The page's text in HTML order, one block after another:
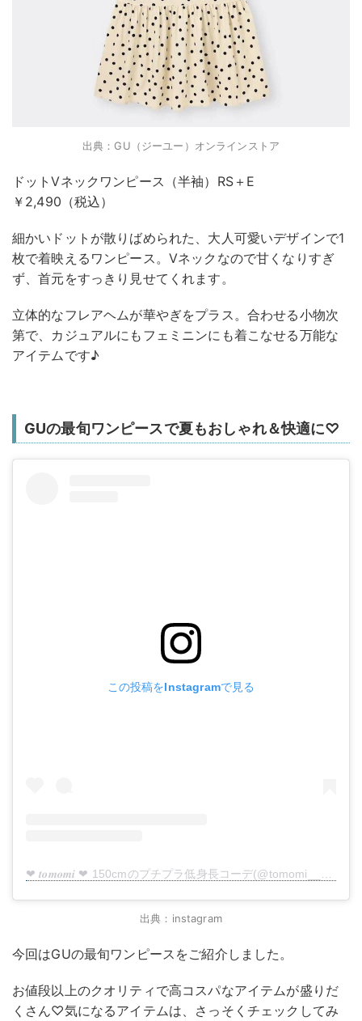
出典：GU（ジーユー）オンラインストア
ドットVネックワンピース（半袖）RS＋E
￥2,490（税込）
細かいドットが散りばめられた、大人可愛いデザインで1
枚で着映えるワンピース。Vネックなので甘くなりすぎ
ず、首元をすっきり見せてくれます。
立体的なフレアヘムが華やぎをプラス。合わせる小物次
第で、カジュアルにもフェミニンにも着こなせる万能な
アイテムです♪
GUの最旬ワンピースで夏もおしゃれ＆快適に♡
この投稿をInstagramで見る
出典：instagram
今回はGUの最旬ワンピースをご紹介しました。
お値段以上のクオリティで高コスパなアイテムが盛りだ
くさん♡気になるアイテムは、さっそくチェックしてみ